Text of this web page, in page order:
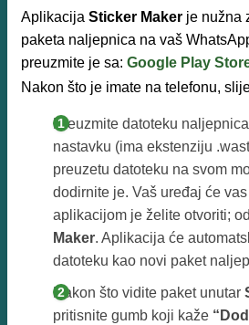
Aplikacija Sticker Maker je nužna
paketa naljepnica na vaš
preuzmite je sa: Google Play
Nakon što je imate na telefonu,
Preuzmite datoteku
nastavku (ima ekstenziju
preuzetu datoteku na svom
dodirnite je. Vaš uređaj će
aplikacijom je želite otvoriti;
Maker. Aplikacija će
datoteku kao novi paket
Nakon što vidite paket unutar
pritisnite gumb koji kaže